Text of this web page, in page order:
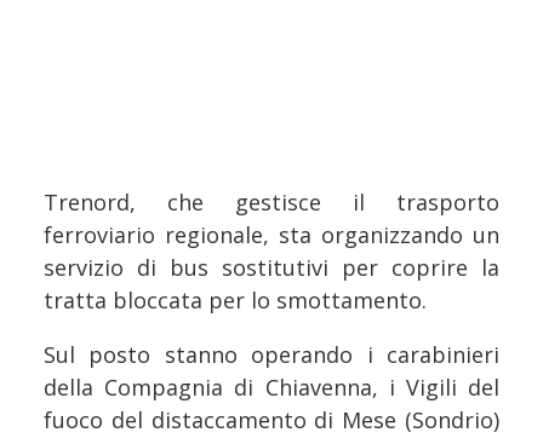
Trenord, che gestisce il trasporto
ferroviario regionale, sta organizzando un
servizio di bus sostitutivi per coprire la
tratta bloccata per lo smottamento.
Sul posto stanno operando i carabinieri
della Compagnia di Chiavenna, i Vigili del
fuoco del distaccamento di Mese (Sondrio)